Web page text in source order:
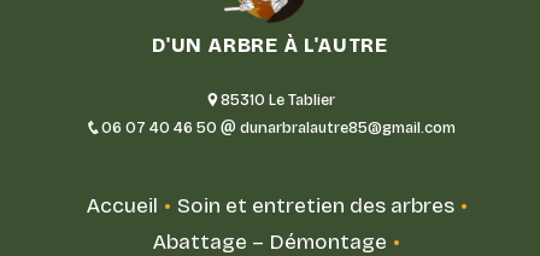
D'UN ARBRE À L'AUTRE
85310 Le Tablier
06 07 40 46 50
dunarbralautre85@gmail.com
Accueil
Soin et entretien des arbres
Abattage – Démontage